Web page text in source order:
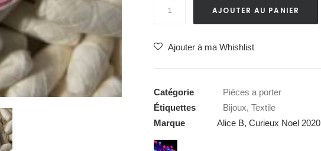
Crevette
AJOUTER AU PANIER
Ajouter à ma Whishlist
Catégorie
Pièces a porter
Étiquettes
Bijoux, Textile
Marque
Alice B, Curieux Noel 2020